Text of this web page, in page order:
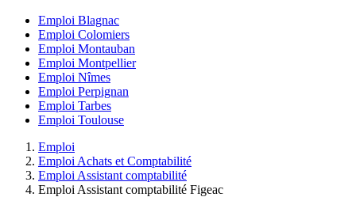
Emploi Blagnac
Emploi Colomiers
Emploi Montauban
Emploi Montpellier
Emploi Nîmes
Emploi Perpignan
Emploi Tarbes
Emploi Toulouse
Emploi
Emploi Achats et Comptabilité
Emploi Assistant comptabilité
Emploi Assistant comptabilité Figeac